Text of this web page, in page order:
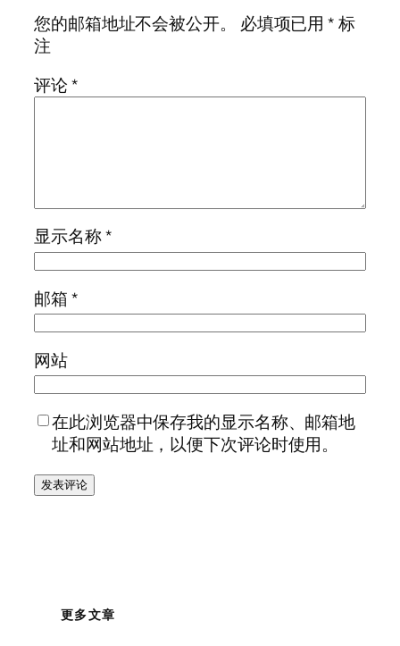
您的邮箱地址不会被公开。
必填项已用*标
注
评论*
显示名称*
邮箱*
网站
在此浏览器中保存我的显示名称、邮箱地
址和网站地址，以便下次评论时使用。
更多文章